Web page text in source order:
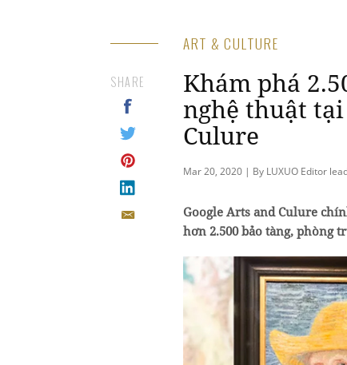
ART & CULTURE
Khám phá
nghệ thuật
Culure
Mar 20, 2020 | By LUXUO Editor
SHARE
Google Arts and Culure
hơn 2.500 bảo tàng, phòng